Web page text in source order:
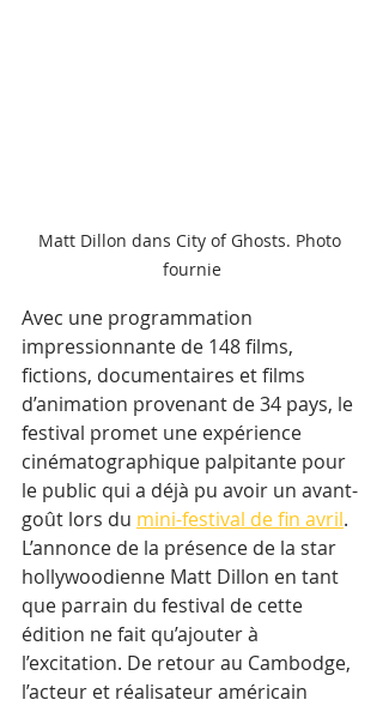
Matt Dillon dans City of Ghosts. Photo
fournie
Avec une programmation
impressionnante de 148 films,
fictions, documentaires et films
d’animation provenant de 34 pays, le
festival promet une expérience
cinématographique palpitante pour
le public qui a déjà pu avoir un avant-
goût lors du mini-festival de fin avril.
L’annonce de la présence de la star
hollywoodienne Matt Dillon en tant
que parrain du festival de cette
édition ne fait qu’ajouter à
l’excitation. De retour au Cambodge,
l’acteur et réalisateur américain